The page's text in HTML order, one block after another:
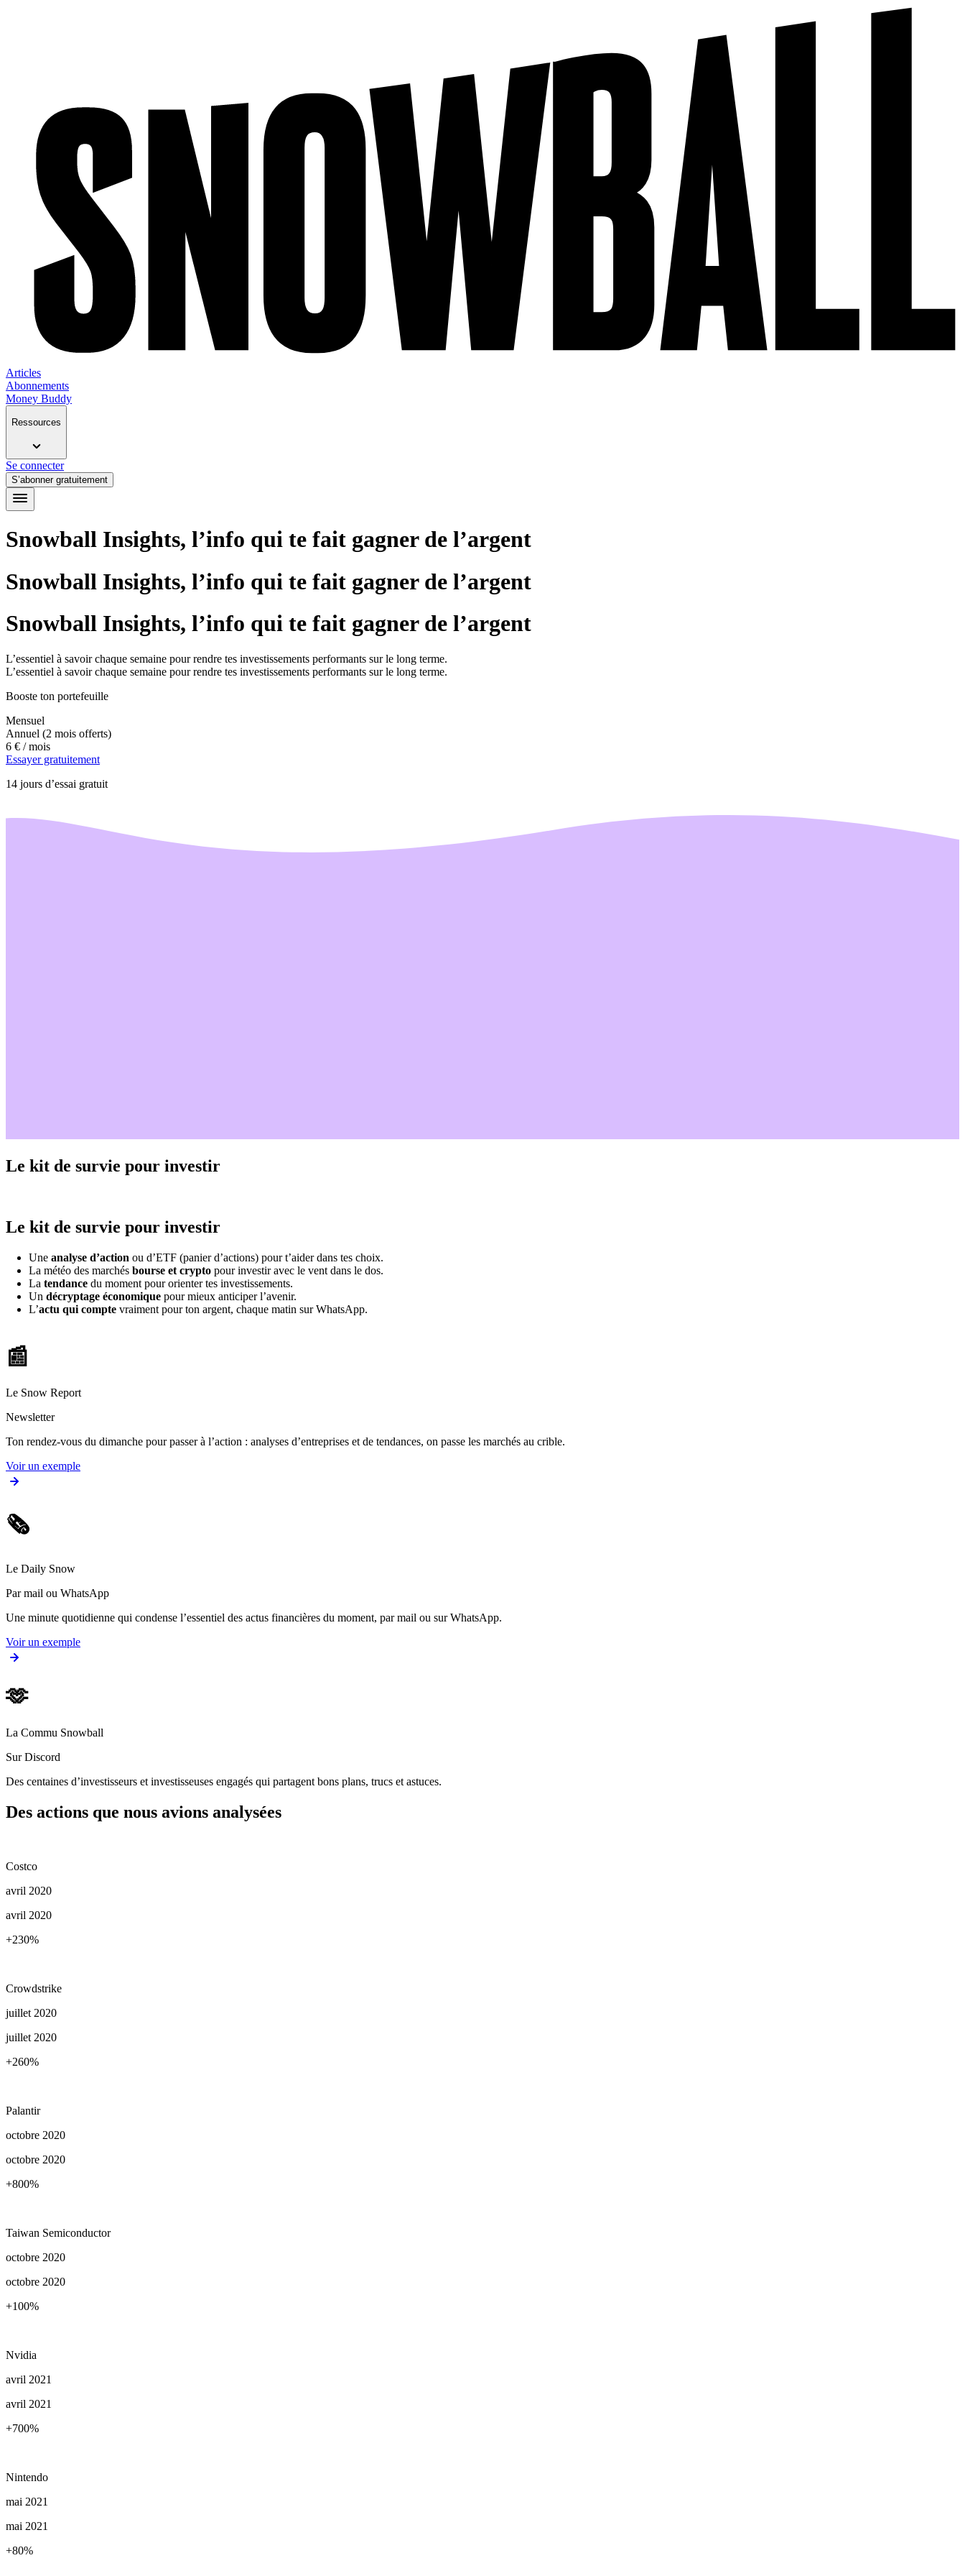
Articles
Abonnements
Money Buddy
Ressources
Se connecter
S’abonner gratuitement
Snowball Insights, l’info qui te fait gagner de l’argent
Snowball Insights, l’info qui te fait gagner de l’argent
Snowball Insights, l’info qui te fait gagner de l’argent
L’essentiel à savoir chaque semaine pour rendre tes investissements performants sur le long terme.
L’essentiel à savoir chaque semaine pour rendre tes investissements performants sur le long terme.
Booste ton portefeuille
Mensuel
Annuel (2 mois offerts)
6 € / mois
Essayer gratuitement
14 jours d’essai gratuit
Le kit de survie pour investir
Le kit de survie pour investir
Une analyse d’action ou d’ETF (panier d’actions) pour t’aider dans tes choix.
La météo des marchés bourse et crypto pour investir avec le vent dans le dos.
La tendance du moment pour orienter tes investissements.
Un décryptage économique pour mieux anticiper l’avenir.
L’actu qui compte vraiment pour ton argent, chaque matin sur WhatsApp.
📰
Le Snow Report
Newsletter
Ton rendez-vous du dimanche pour passer à l’action : analyses d’entreprises et de tendances, on passe les marchés au crible.
Voir un exemple
🗞️
Le Daily Snow
Par mail ou WhatsApp
Une minute quotidienne qui condense l’essentiel des actus financières du moment, par mail ou sur WhatsApp.
Voir un exemple
🫶
La Commu Snowball
Sur Discord
Des centaines d’investisseurs et investisseuses engagés qui partagent bons plans, trucs et astuces.
Des actions que nous avions analysées
Costco
avril 2020
avril 2020
+230%
Crowdstrike
juillet 2020
juillet 2020
+260%
Palantir
octobre 2020
octobre 2020
+800%
Taiwan Semiconductor
octobre 2020
octobre 2020
+100%
Nvidia
avril 2021
avril 2021
+700%
Nintendo
mai 2021
mai 2021
+80%